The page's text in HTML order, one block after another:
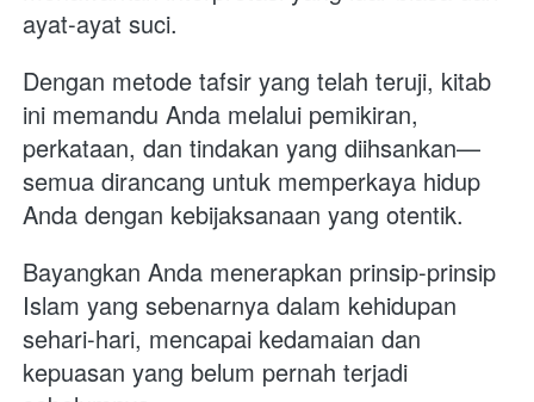
ayat-ayat suci.
Dengan metode tafsir yang telah teruji, kitab
ini memandu Anda melalui pemikiran,
perkataan, dan tindakan yang diihsankan—
semua dirancang untuk memperkaya hidup
Anda dengan kebijaksanaan yang otentik.
Bayangkan Anda menerapkan prinsip-prinsip
Islam yang sebenarnya dalam kehidupan
sehari-hari, mencapai kedamaian dan
kepuasan yang belum pernah terjadi